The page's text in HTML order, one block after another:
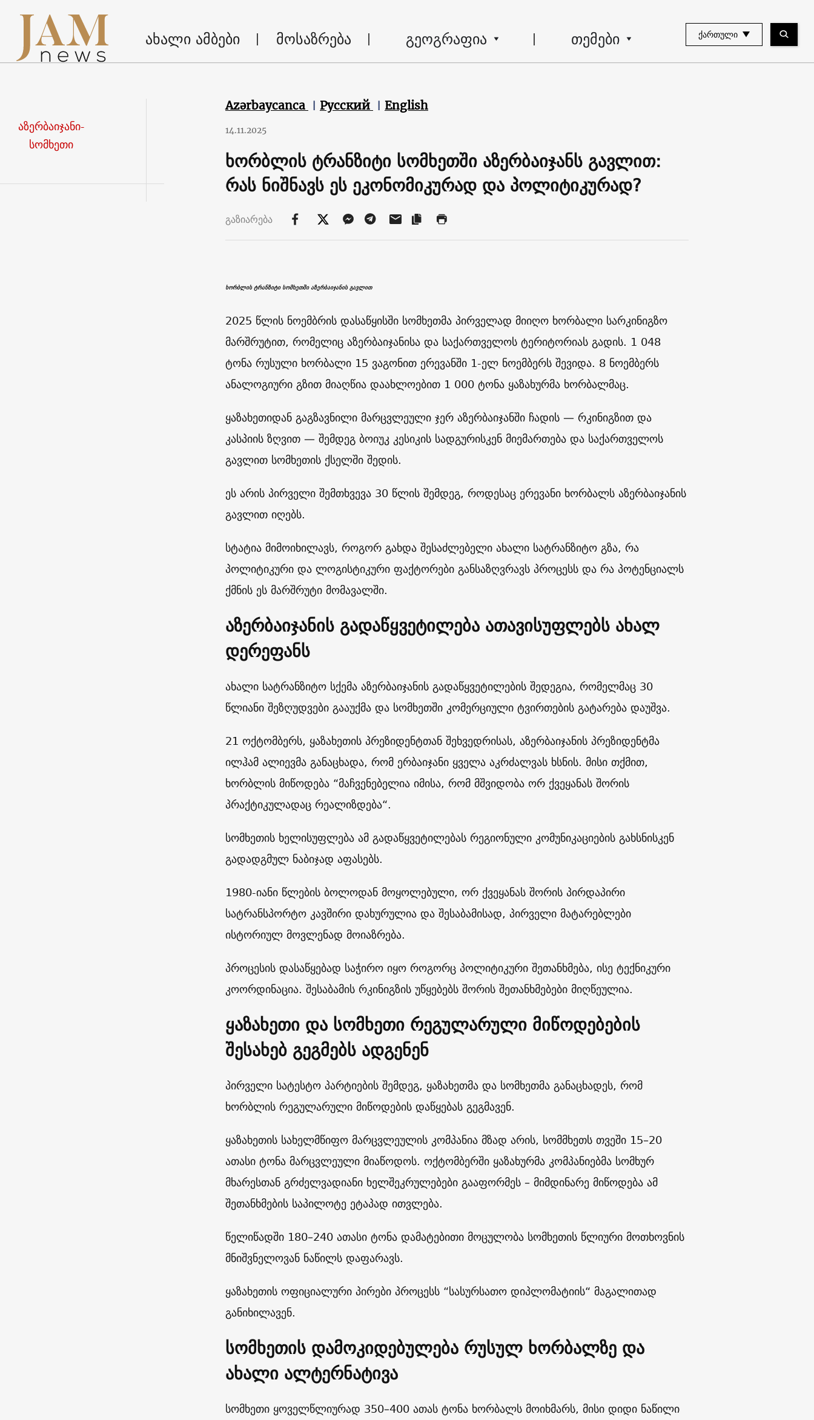
ახალი ამბები მოსაზრება გეოგრაფია თემები ᲥᲐᲠᲗᲣᲚᲘ
აზერბაიჯანი-
სომხეთი
Azərbaycanca Русский English
14.11.2025
ხორბლის ტრანზიტი სომხეთში აზერბაიჯანს გავლით:
რას ნიშნავს ეს ეკონომიკურად და პოლიტიკურად?
გაზიარება
ხორბლის ტრანზიტი სომხეთში აზერბაიჯანის გავლით
2025 წლის ნოემბრის დასაწყისში სომხეთმა პირველად მიიღო ხორბალი სარკინიგზო
მარშრუტით, რომელიც აზერბაიჯანისა და საქართველოს ტერიტორიას გადის. 1 048
ტონა რუსული ხორბალი 15 ვაგონით ერევანში 1-ელ ნოემბერს შევიდა. 8 ნოემბერს
ანალოგიური გზით მიაღწია დაახლოებით 1 000 ტონა ყაზახურმა ხორბალმაც.
ყაზახეთიდან გაგზავნილი მარცვლეული ჯერ აზერბაიჯანში ჩადის — რკინიგზით და
კასპიის ზღვით — შემდეგ ბოიუკ კესიკის სადგურისკენ მიემართება და საქართველოს
გავლით სომხეთის ქსელში შედის.
ეს არის პირველი შემთხვევა 30 წლის შემდეგ, როდესაც ერევანი ხორბალს აზერბაიჯანის
გავლით იღებს.
სტატია მიმოიხილავს, როგორ გახდა შესაძლებელი ახალი სატრანზიტო გზა, რა
პოლიტიკური და ლოგისტიკური ფაქტორები განსაზღვრავს პროცესს და რა პოტენციალს
ქმნის ეს მარშრუტი მომავალში.
აზერბაიჯანის გადაწყვეტილება ათავისუფლებს ახალ
დერეფანს
ახალი სატრანზიტო სქემა აზერბაიჯანის გადაწყვეტილების შედეგია, რომელმაც 30
წლიანი შეზღუდვები გააუქმა და სომხეთში კომერციული ტვირთების გატარება დაუშვა.
21 ოქტომბერს, ყაზახეთის პრეზიდენტთან შეხვედრისას, აზერბაიჯანის პრეზიდენტმა
ილჰამ ალიევმა განაცხადა, რომ ერბაიჯანი ყველა აკრძალვას ხსნის. მისი თქმით,
ხორბლის მიწოდება “მაჩვენებელია იმისა, რომ მშვიდობა ორ ქვეყანას შორის
პრაქტიკულადაც რეალიზდება“.
სომხეთის ხელისუფლება ამ გადაწყვეტილებას რეგიონული კომუნიკაციების გახსნისკენ
გადადგმულ ნაბიჯად აფასებს.
1980-იანი წლების ბოლოდან მოყოლებული, ორ ქვეყანას შორის პირდაპირი
სატრანსპორტო კავშირი დახურულია და შესაბამისად, პირველი მატარებლები
ისტორიულ მოვლენად მოიაზრება.
პროცესის დასაწყებად საჭირო იყო როგორც პოლიტიკური შეთანხმება, ისე ტექნიკური
კოორდინაცია. შესაბამის რკინიგზის უწყებებს შორის შეთანხმებები მიღწეულია.
ყაზახეთი და სომხეთი რეგულარული მიწოდებების
შესახებ გეგმებს ადგენენ
პირველი სატესტო პარტიების შემდეგ, ყაზახეთმა და სომხეთმა განაცხადეს, რომ
ხორბლის რეგულარული მიწოდების დაწყებას გეგმავენ.
ყაზახეთის სახელმწიფო მარცვლეულის კომპანია მზად არის, სომმხეთს თვეში 15–20
ათასი ტონა მარცვლეული მიაწოდოს. ოქტომბერში ყაზახურმა კომპანიებმა სომხურ
მხარესთან გრძელვადიანი ხელშეკრულებები გააფორმეს – მიმდინარე მიწოდება ამ
შეთანხმების საპილოტე ეტაპად ითვლება.
წელიწადში 180–240 ათასი ტონა დამატებითი მოცულობა სომხეთის წლიური მოთხოვნის
მნიშვნელოვან ნაწილს დაფარავს.
ყაზახეთის ოფიციალური პირები პროცესს “სასურსათო დიპლომატიის“ მაგალითად
განიხილავენ.
სომხეთის დამოკიდებულება რუსულ ხორბალზე და
ახალი ალტერნატივა
სომხეთი ყოველწლიურად 350–400 ათას ტონა ხორბალს მოიხმარს, მისი დიდი ნაწილი